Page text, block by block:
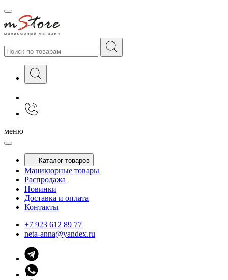
меню
Каталог товаров
Маникюрные товары
Распродажа
Новинки
Доставка и оплата
Контакты
+7 923 612 89 77
neta-anna@yandex.ru